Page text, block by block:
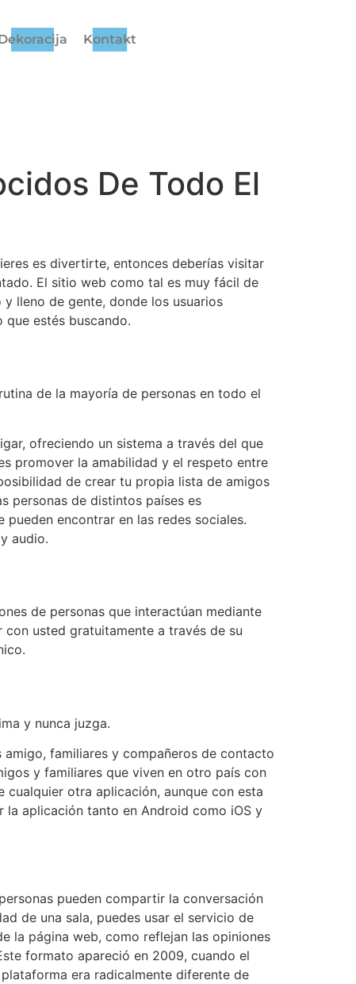
Kontakt
De Todo El
es divertirte, entonces deberías visitar
El sitio web como tal es muy fácil de
lleno de gente, donde los usuarios
estés buscando.
de la mayoría de personas en todo el
ofreciendo un sistema a través del que
promover la amabilidad y el respeto entre
de crear tu propia lista de amigos
personas de distintos países es
encontrar en las redes sociales.
audio.
de personas que interactúan mediante
usted gratuitamente a través de su
y nunca juzga.
familiares y compañeros de contacto
y familiares que viven en otro país con
otra aplicación, aunque con esta
la aplicación tanto en Android como iOS y
pueden compartir la conversación
de una sala, puedes usar el servicio de
la página web, como reflejan las opiniones
formato apareció en 2009, cuando el
era radicalmente diferente de